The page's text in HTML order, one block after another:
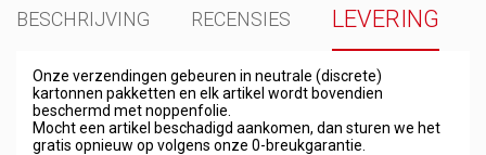
BESCHRIJVING RECENSIES LEVERING
Onze verzendingen gebeuren in neutrale (discrete)
kartonnen pakketten en elk artikel wordt bovendien
beschermd met noppenfolie.
Mocht een artikel beschadigd aankomen, dan sturen we het
gratis opnieuw op volgens onze 0-breukgarantie.